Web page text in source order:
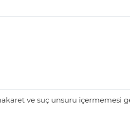
ve suç unsuru içermemesi